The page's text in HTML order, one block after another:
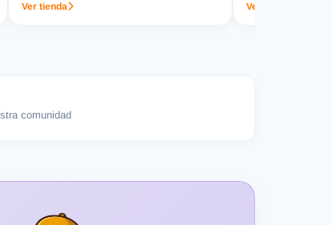
Ver tienda Ver tienda
comunidad